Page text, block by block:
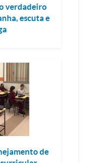
verdadeiro
escuta e
de